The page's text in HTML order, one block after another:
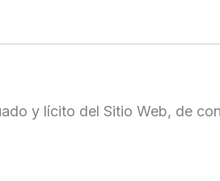
y lícito del Sitio Web, de